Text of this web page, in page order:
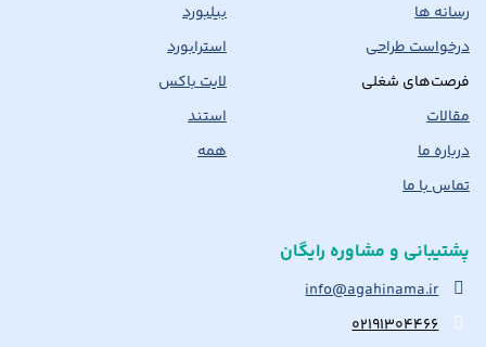
رسانه ها
درخواست طراحی
فرصت‌های شغلی
مقالات
درباره ما
تماس با ما
بیلبورد
استرابورد
لایت باکس
استند
همه
پشتیبانی و مشاوره رایگان
info@agahinama.ir
۰۲۱۹۱۳۰۴۴۶۶